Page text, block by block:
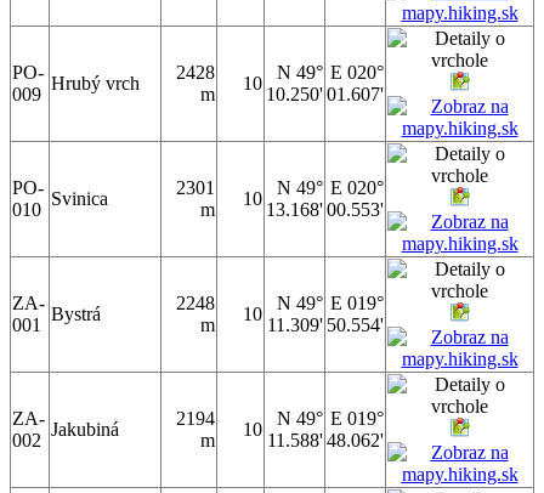
PO-
009
Hrubý vrch
2428
m
10
N 49°
10.250'
E 020°
01.607'
PO-
010
Svinica
2301
m
10
N 49°
13.168'
E 020°
00.553'
ZA-
001
Bystrá
2248
m
10
N 49°
11.309'
E 019°
50.554'
ZA-
002
Jakubiná
2194
m
10
N 49°
11.588'
E 019°
48.062'